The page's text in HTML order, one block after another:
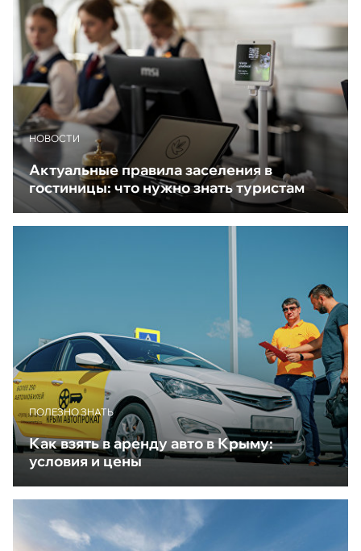
НОВОСТИ
Актуальные правила заселения в
гостиницы: что нужно знать туристам
ПОЛЕЗНО ЗНАТЬ
Как взять в аренду авто в Крыму:
условия и цены